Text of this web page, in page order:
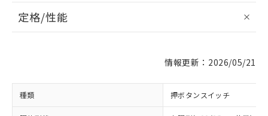
定格/性能
情報更新：2026/05/21
種類 押ボタンスイッチ